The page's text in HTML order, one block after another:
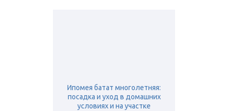
Ипомея батат многолетняя:
посадка и уход в домашних
условиях и на участке